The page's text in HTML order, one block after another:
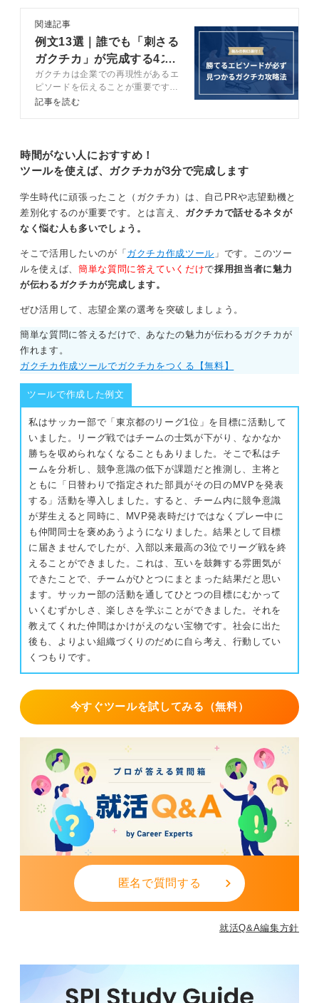
自分自身のコミュニケーションを話す力だけでなく、聞
く力、調整する力などに分解してみると、自分らしい強
みが見つかりやすくなります。
どんな場面で自分が頼りにされるのか、その独自のスタ
イルをぜひ言語化してみてください。
関連記事
例文13選｜誰でも「刺さる
ガクチカ」が完成する4ス
テップを解説
ガクチカは企業での再現性があるエ
ピソードを伝えることが重要です。
ガクチカの作成ステップや高評価を
内定を掴み取りましょう。
記事を読む
時間がない人におすすめ！
ツールを使えば、ガクチカが3分で完成します
学生時代に頑張ったこと（ガクチカ）は、自己PRや志望動機と
差別化するのが重要です。とは言え、 ガクチカで話せるネタが
なく悩む人も多いでしょう。
そこで活用したいのが「 ガクチカ作成ツール 」です。このツー
ルを使えば、 簡単な質問に答えていくだけで採用担当者に魅力
が伝わるガクチカが完成します。
ぜひ活用して、志望企業の選考を突破しましょう。
簡単な質問に答えるだけで、あなたの魅力が伝わるガクチカが
作れます。
ガクチカ作成ツールでガクチカをつくる【無料】
ツールで作成した例文
私はサッカー部で「東京都のリーグ1位」を目標に活動して
いました。リーグ戦ではチームの士気が下がり、なかなか
勝ちを収められなくなることもありました。そこで私はチ
ームを分析し、競争意識の低下が課題だと推測し、主将と
ともに「日替わりで指定された部員がその日のMVPを発表
する」活動を導入しました。すると、チーム内に競争意識
が芽生えると同時に、MVP発表時だけではなくプレー中に
も仲間同士を褒めあうようになりました。結果として目標
に届きませんでしたが、入部以来最高の3位でリーグ戦を終
えることができました。これは、互いを鼓舞する雰囲気が
できたことで、チームがひとつにまとまった結果だと思い
ます。サッカー部の活動を通してひとつの目標にむかって
いくむずかしさ、楽しさを学ぶことができました。それを
教えてくれた仲間はかけがえのない宝物です。社会に出た
後も、よりよい組織づくりのだめに自ら考え、行動してい
くつもりです。
今すぐツールを試してみる（無料）
匿名で質問する
就活Q&A編集方針